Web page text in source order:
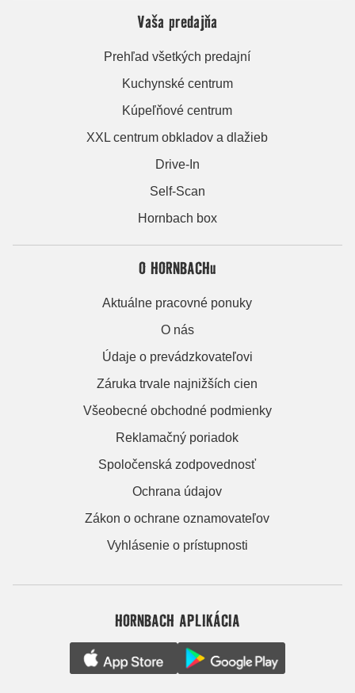
Vaša predajňa
Prehľad všetkých predajní
Kuchynské centrum
Kúpeľňové centrum
XXL centrum obkladov a dlažieb
Drive-In
Self-Scan
Hornbach box
O HORNBACHu
Aktuálne pracovné ponuky
O nás
Údaje o prevádzkovateľovi
Záruka trvale najnižších cien
Všeobecné obchodné podmienky
Reklamačný poriadok
Spoločenská zodpovednosť
Ochrana údajov
Zákon o ochrane oznamovateľov
Vyhlásenie o prístupnosti
HORNBACH APLIKÁCIA